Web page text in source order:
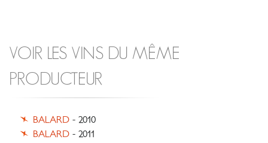
VOIR LES VINS DU MÊME
PRODUCTEUR
BALARD - 2010
BALARD - 2011